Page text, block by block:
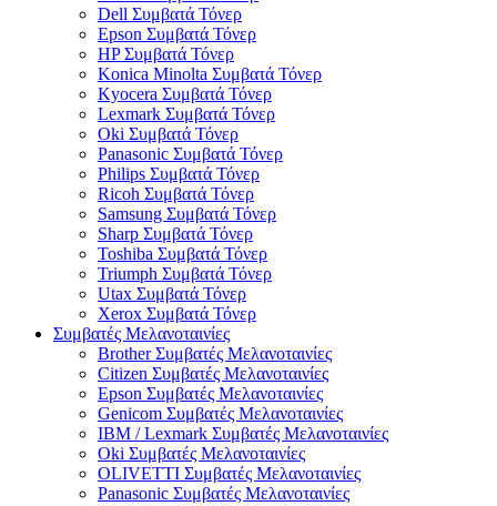
Dell Συμβατά Τόνερ
Epson Συμβατά Τόνερ
HP Συμβατά Τόνερ
Konica Minolta Συμβατά Τόνερ
Kyocera Συμβατά Τόνερ
Lexmark Συμβατά Τόνερ
Oki Συμβατά Τόνερ
Panasonic Συμβατά Τόνερ
Philips Συμβατά Τόνερ
Ricoh Συμβατά Τόνερ
Samsung Συμβατά Τόνερ
Sharp Συμβατά Τόνερ
Toshiba Συμβατά Τόνερ
Triumph Συμβατά Τόνερ
Utax Συμβατά Τόνερ
Xerox Συμβατά Τόνερ
Συμβατές Μελανοταινίες
Brother Συμβατές Μελανοταινίες
Citizen Συμβατές Μελανοταινίες
Epson Συμβατές Μελανοταινίες
Genicom Συμβατές Μελανοταινίες
IBM / Lexmark Συμβατές Μελανοταινίες
Oki Συμβατές Μελανοταινίες
OLIVETTI Συμβατές Μελανοταινίες
Panasonic Συμβατές Μελανοταινίες